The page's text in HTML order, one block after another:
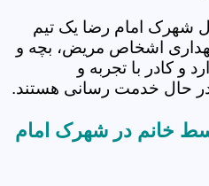
شهرک امام رضا یک تیم
اشخاص مریض، بچه و
و کادر با تجربه و
حال خدمت رسانی هستند.
خانم در شهرک امام